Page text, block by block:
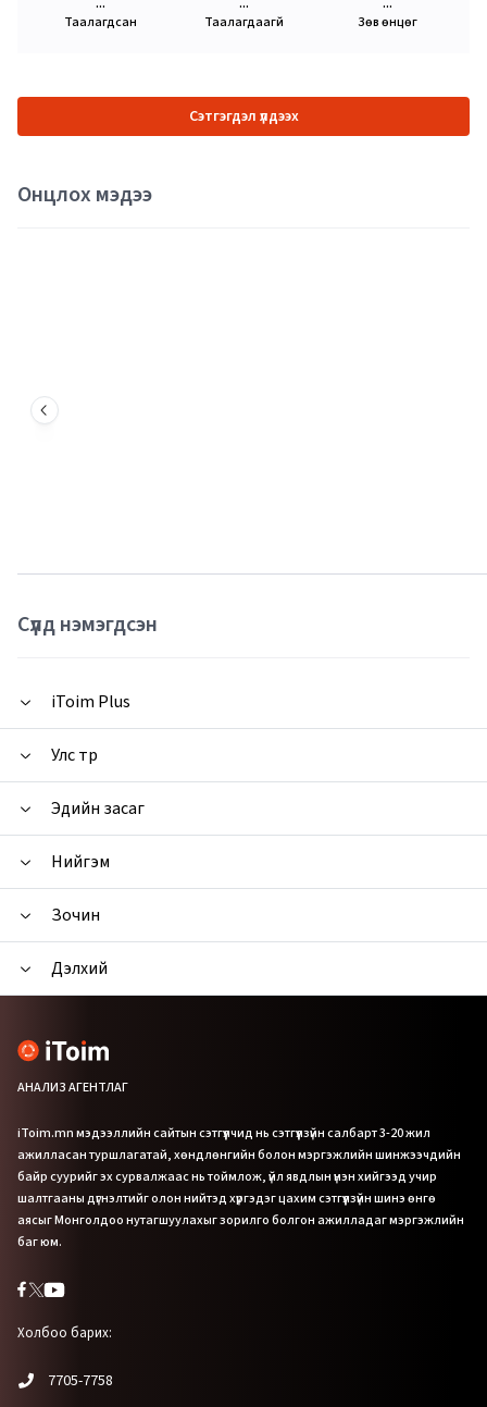
Таалагдсан Таалагдаагүй Зөв өнцөг
Сэтгэгдэл үлдээх
Онцлох мэдээ
Сүүлд нэмэгдсэн
iToim Plus
Улс төр
Эдийн засаг
Нийгэм
Зочин
Дэлхий
АНАЛИЗ АГЕНТЛАГ
iToim.mn мэдээллийн сайтын сэтгүүлчид нь сэтгүүлзүйн салбарт 3-20 жил
ажилласан туршлагатай, хөндлөнгийн болон мэргэжлийн шинжээчдийн
байр суурийг эх сурвалжаас нь тоймлож, үйл явдлын үнэн хийгээд учир
шалтгааны дүгнэлтийг олон нийтэд хүргэдэг цахим сэтгүүлзүйн шинэ өнгө
аясыг Монголдоо нутагшуулахыг зорилго болгон ажилладаг мэргэжлийн
баг юм.
Холбоо барих:
7705-7758